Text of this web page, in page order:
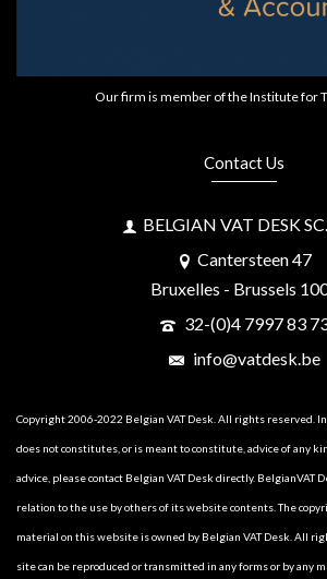
Our firm is member of the Institute for
Contact Us
BELGIAN VAT DESK
Cantersteen 47
Bruxelles - Brussels
32-(0)4 7997 83
info@vatdesk.be
Copyright 2006-2022 Belgian VAT Desk. All rights reserved.
does not constitutes, or is meant to constitute, advice of any
advice, please contact Belgian VAT Desk directly. BelgianVAT
relation to the use by others of its website contents. The
material on this website is owned by Belgian VAT Desk. All
site can be reproduced or transmitted in any forms or by any